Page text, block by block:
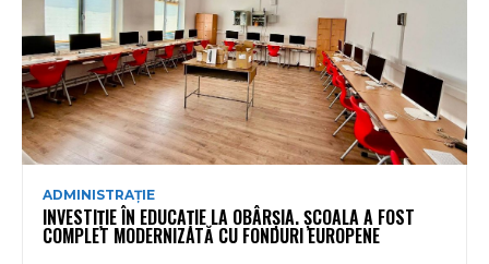
ADMINISTRAȚIE
INVESTIȚIE ÎN EDUCAȚIE LA OBÂRȘIA. ȘCOALA A FOST
COMPLET MODERNIZATĂ CU FONDURI EUROPENE